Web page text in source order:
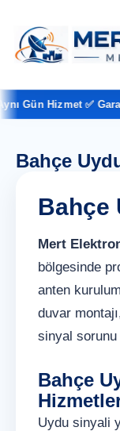
Gün Hizmet ✅
Bahçe
Bahçe
Mert
bölgesinde
anten
duvar
sinyal
Bahçe
Uydu sinyali